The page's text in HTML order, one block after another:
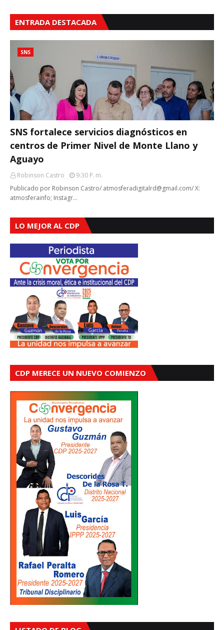
ENTRADA DESTACADA
SNS
SNS fortalece servicios diagnósticos en
centros de Primer Nivel de Monte Llano y
Aguayo
Robinson Castro
9:30 P. M.
Publicado por Robinson Castro/ atmosferadigitalrd@gmail.com/ X:
atmosferainfo; Instagr…
LO MEJOR AL CDP
CDP MERECE UN NUEVO COMIENZO